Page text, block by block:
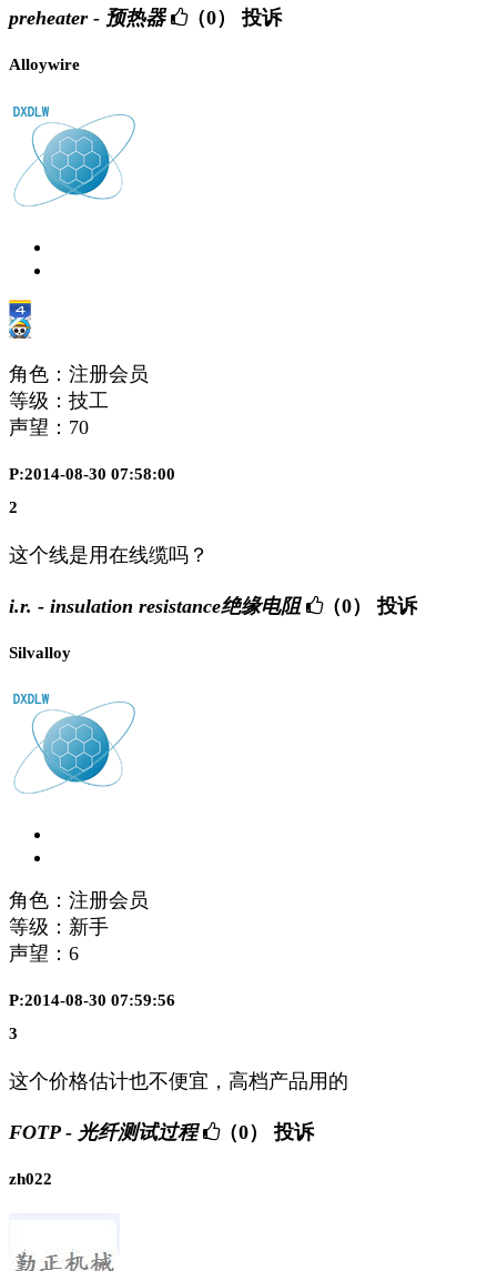
preheater - 预热器 （0） 投诉
Alloywire
角色：注册会员
等级：技工
声望： 70
P:2014-08-30 07:58:00
2
这个线是用在线缆吗？
i.r. - insulation resistance绝缘电阻 （0） 投诉
Silvalloy
角色：注册会员
等级：新手
声望： 6
P:2014-08-30 07:59:56
3
这个价格估计也不便宜，高档产品用的
FOTP - 光纤测试过程 （0） 投诉
zh022